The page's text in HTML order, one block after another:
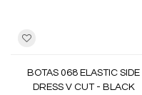
BOTAS 068 ELASTIC SIDE
DRESS V CUT - BLACK